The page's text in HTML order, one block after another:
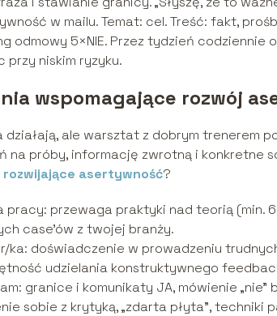
w mailu. Temat: cel. Treść: fakt,
odmowy 5×NIE. Przez tydzień codziennie
przy niskim ryzyku.
wspomagające rozwój
działają, ale warsztat z dobrym trenerem
na próby, informację zwrotną i konkretne
rozwijające asertywność?
pracy: przewaga praktyki nad teorią (min.
case’ów z twojej branży.
ka: doświadczenie w prowadzeniu
udzielania konstruktywnego
granice i komunikaty JA, mówienie
sobie z krytyką, „zdarta płyta”, techniki